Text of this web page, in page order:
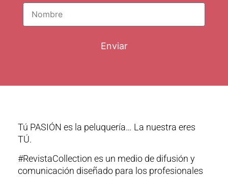
Enviar
Tú PASIÓN es la peluquería… La nuestra eres
TÚ.
#RevistaCollection es un medio de difusión y
comunicación diseñado para los profesionales